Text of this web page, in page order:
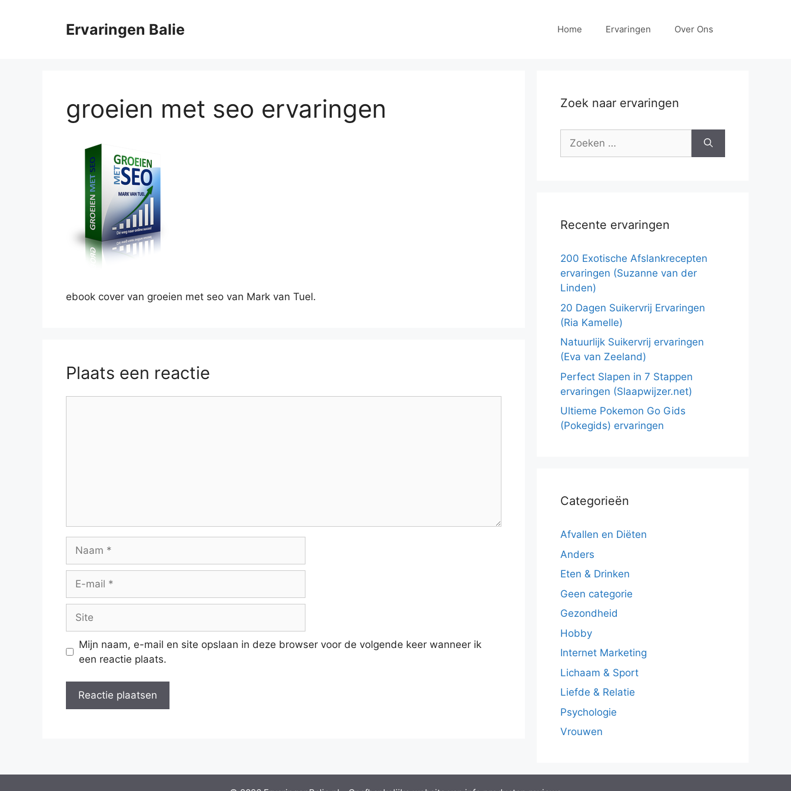
Ervaringen Balie Home Ervaringen Over Ons
groeien met seo ervaringen
ebook cover van groeien met seo van Mark van Tuel.
Plaats een reactie
mail
Mijn naam, e-mail en site opslaan in deze browser voor de volgende keer wanneer ik
een reactie plaats.
Zoek naar ervaringen
Zoek
Recente ervaringen
200 Exotische Afslankrecepten
ervaringen (Suzanne van der
Linden)
20 Dagen Suikervrij Ervaringen
(Ria Kamelle)
Natuurlijk Suikervrij ervaringen
(Eva van Zeeland)
Perfect Slapen in 7 Stappen
ervaringen (Slaapwijzer.net)
Ultieme Pokemon Go Gids
(Pokegids) ervaringen
Categorieën
Afvallen en Diëten
Anders
Eten & Drinken
Geen categorie
Gezondheid
Hobby
Internet Marketing
Lichaam & Sport
Liefde & Relatie
Psychologie
Vrouwen